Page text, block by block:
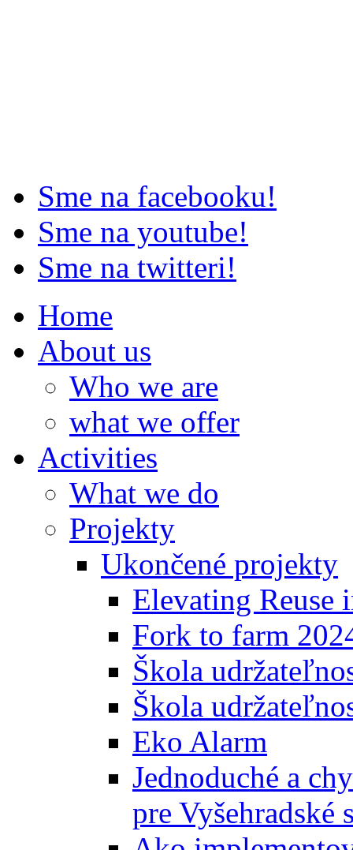
Sme na facebooku!
Sme na youtube!
Sme na twitteri!
Home
About us
Who we are
what we offer
Activities
What we do
Projekty
Ukončené projekty
Elevating Reuse
Fork to farm
Škola
Škola
Eko Alarm
Jednoduché a
pre Vyšehradské